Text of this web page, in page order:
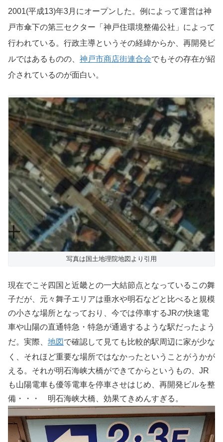
2001(平成13)年3月にオープンした。例によって運営は神
戸市傘下の第三セクター「神戸住環境整備公社」によって
行われている。行政主導というその経緯からか、再開発ビ
ルではあるものの、 神戸市商店街連合会でもその存在が紹
介されているのが面白い。
写真は国土地理院地図より引用
現在でこそ四国と近畿との一大結節点となっているこの舞
子だが、元々舞子エリアは垂水や明石などと比べると規模
の小さな場所となっており、今では停車するJRの快速電
車や山陽の直通特急・特急が通過するような駅だったよう
だ。実際、 地図 で確認して見ても比較的駅周辺に家が少な
く、それほど重要な場所ではなかったということがうかが
える。それが明石海峡大橋ができてからというもの、JR
も山陽電車も優等電車を停車させはじめ、再開発ビルを整
備・・・ 明石海峡大橋、効果てきめんすぎる。